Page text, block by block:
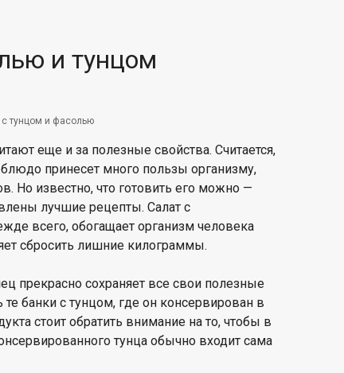
и тунцом
тунцом и фасолью
еще и за полезные свойства. Считается,
принесет много пользы организму,
Но известно, что готовить его можно —
лучшие рецепты. Салат с
всего, обогащает организм человека
сбросить лишние килограммы.
прекрасно сохраняет все свои полезные
банки с тунцом, где он консервирован в
стоит обратить внимание на то, чтобы в
тунца обычно входит сама